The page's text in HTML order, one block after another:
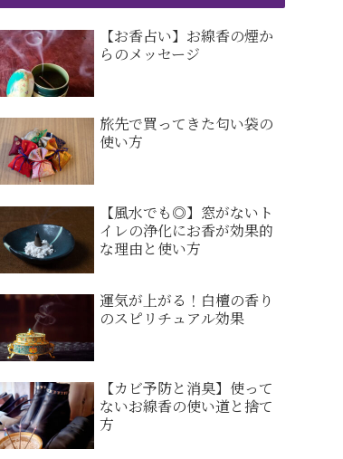
【お香占い】お線香の煙か
らのメッセージ
旅先で買ってきた匂い袋の
使い方
【風水でも◎】窓がないト
イレの浄化にお香が効果的
な理由と使い方
運気が上がる！白檀の香り
のスピリチュアル効果
【カビ予防と消臭】使って
ないお線香の使い道と捨て
方